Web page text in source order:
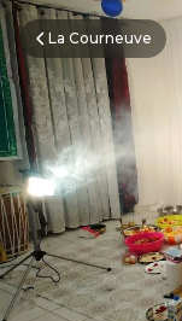
La Courneuve